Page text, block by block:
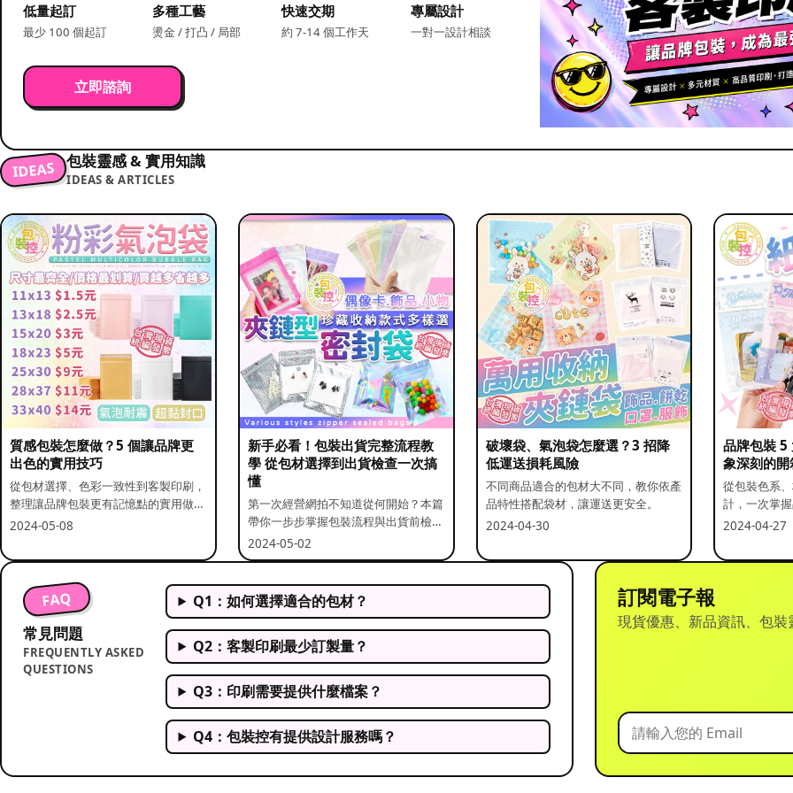
低量起訂
最少 100 個起訂
多種工藝
燙金 / 打凸 / 局部
快速交期
約 7-14 個工作天
專屬設計
一對一設計相談
立即諮詢
IDEAS 包裝靈感 & 實用知識
IDEAS & ARTICLES
質感包裝怎麼做？5 個讓品牌更
出色的實用技巧
從包材選擇、色彩一致性到客製印刷，
整理讓品牌包裝更有記憶點的實用做
法。
2024-05-08
新手必看！包裝出貨完整流程教
學 從包材選擇到出貨檢查一次搞
懂
第一次經營網拍不知道從何開始？本篇
帶你一步步掌握包裝流程與出貨前檢查
重點。
2024-05-02
破壞袋、氣泡袋怎麼選？3 招降
低運送損耗風險
不同商品適合的包材大不同，教你依產
品特性搭配袋材，讓運送更安全。
2024-04-30
品牌包裝 5
象深刻的
從包裝色系
計，一次掌
2024-04-27
FAQ
常見問題
FREQUENTLY ASKED
QUESTIONS
Q1：如何選擇適合的包材？
Q2：客製印刷最少訂製量？
Q3：印刷需要提供什麼檔案？
Q4：包裝控有提供設計服務嗎？
訂閱電子報
現貨優惠、新品資訊、包裝